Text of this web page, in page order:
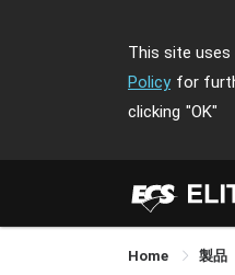
This site uses
Policy for
clicking "OK"
Home 製品